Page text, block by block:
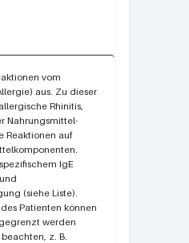
vom
aus. Zu dieser
Rhinitis,
Nahrungs­mittel­
Reaktionen auf
IgE
(siehe Liste).
Patienten können
werden
z. B.